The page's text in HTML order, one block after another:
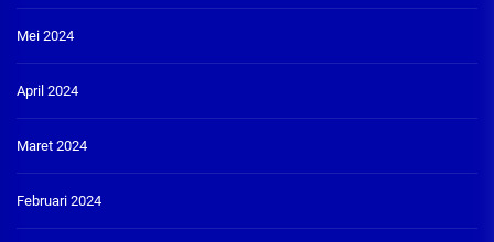
Mei 2024
April 2024
Maret 2024
Februari 2024